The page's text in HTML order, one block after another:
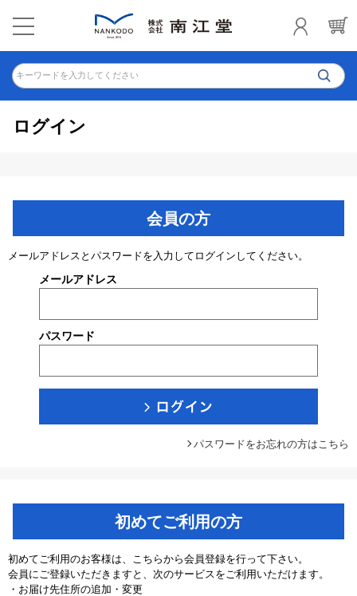
キーワードを入力してください
ログイン
会員の方
メールアドレスとパスワードを入力してログインしてください。
メールアドレス
パスワード
パスワードをお忘れの方はこちら
初めてご利用の方
初めてご利用のお客様は、こちらから会員登録を行って下さい。
会員にご登録いただきますと、次のサービスをご利用いただけます。
・お届け先住所の追加・変更